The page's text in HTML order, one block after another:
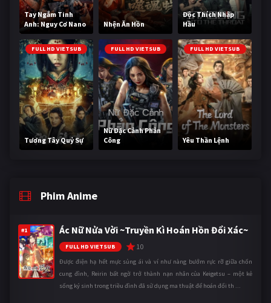
Tay Ngắm Tinh
Anh: Nguy Cơ Nano
Nhện Ăn Hồn
Độc Thích Nhập
Hầu
FULL HD VIETSUB
Tương Tây Quỷ Sự
FULL HD VIETSUB
Nữ Đặc Cảnh Phản
Công
FULL HD VIETSUB
Yêu Thần Lệnh
Phim Anime
#1 Ác Nữ Nửa Vời ~Truyền Kì Hoán Hồn Đổi Xác~
FULL HD VIETSUB 10
Được điện hạ hết mực sủng ái và ví như nàng bướm rực rỡ giữa chốn
cung đình, Reirin bất ngờ trở thành nạn nhân của Keigetsu – một kẻ
sống ký sinh trong triều đình đã sử dụng ma thuật để hoán đổi th ...